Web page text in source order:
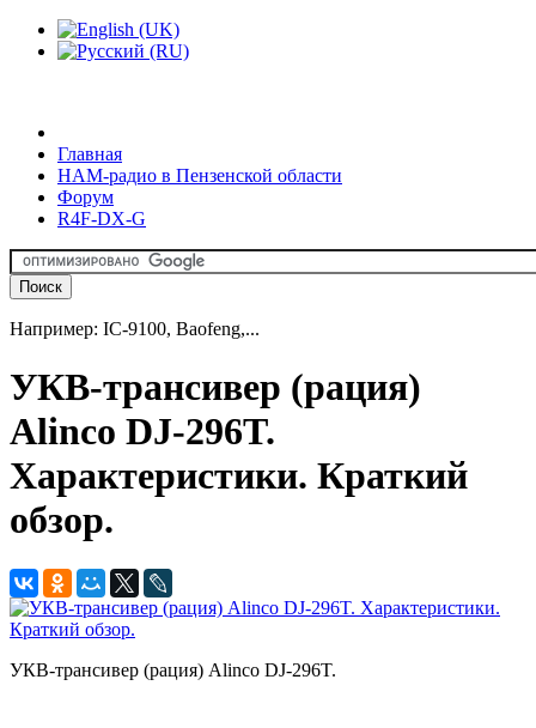
Главная
HAM-радио в Пензенской области
Форум
R4F-DX-G
Например: IC-9100, Baofeng,...
УКВ-трансивер (рация)
Alinco DJ-296T.
Характеристики. Краткий
обзор.
УКВ-трансивер (рация) Alinco DJ-296T.